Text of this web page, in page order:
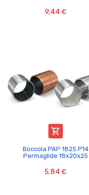
9,44 €

Boccola PAP 1825.P14
Permaglide 18x20x25
5,84 €